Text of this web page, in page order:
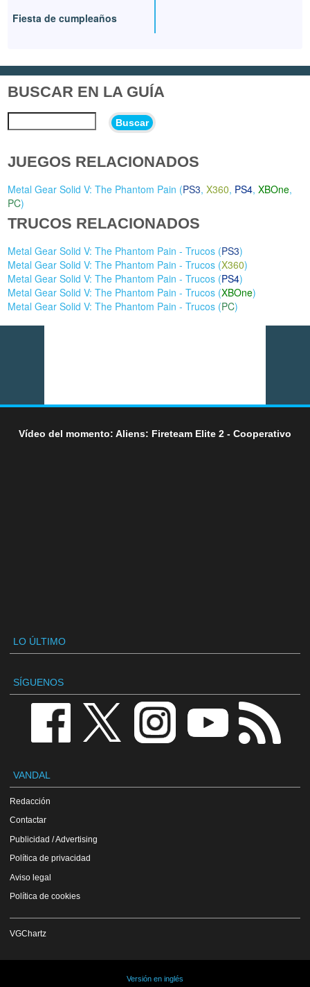
Fiesta de cumpleaños
BUSCAR EN LA GUÍA
Buscar
JUEGOS RELACIONADOS
Metal Gear Solid V: The Phantom Pain (PS3,X360, PS4,XBOne,
PC)
TRUCOS RELACIONADOS
Metal Gear Solid V: The Phantom Pain - Trucos (PS3)
Metal Gear Solid V: The Phantom Pain - Trucos (X360)
Metal Gear Solid V: The Phantom Pain - Trucos (PS4)
Metal Gear Solid V: The Phantom Pain - Trucos (XBOne)
Metal Gear Solid V: The Phantom Pain - Trucos (PC)
Vídeo del momento: Aliens: Fireteam Elite 2 - Cooperativo
LO ÚLTIMO
SÍGUENOS
VANDAL
Redacción
Contactar
Publicidad / Advertising
Política de privacidad
Aviso legal
Política de cookies
VGChartz
Versión en inglés